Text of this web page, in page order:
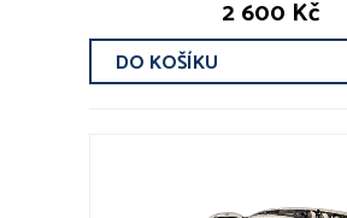
2 600 Kč
DO KOŠÍKU